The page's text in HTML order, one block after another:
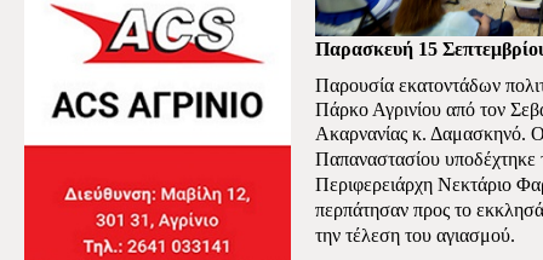
Παρασκευή 15
Παρουσία εκατοντάδων
Πάρκο Αγρινίου από τον
Ακαρνανίας κ. Δαμασκηνό.
Παπαναστασίου υποδέχτηκε
Περιφερειάρχη Νεκτάριο
περπάτησαν προς το
την τέλεση του αγιασμού.